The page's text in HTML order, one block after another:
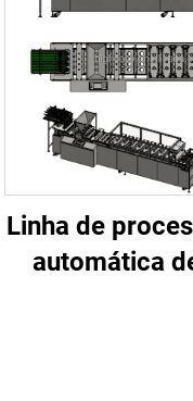
Linha de
automática